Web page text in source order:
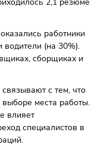
резюме по ним
спроса и в
СДЭК рассказала,
приходилось 2,1
оказались
и водители (на 30%).
сборщиках и